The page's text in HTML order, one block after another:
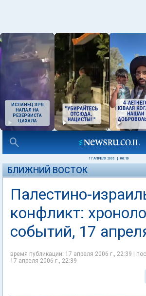
ИСПАНЕЦ ЗРЯ
НАПАЛ НА
РЕЗЕРВИСТА
ЦАХАЛА
17 АПРЕЛЯ 2006 06:10
БЛИЖНИЙ ВОСТОК
Палестино-
конфликт:
событий, 17
время публикации: 17 апреля 2006 г., 22:39 |
17 апреля 2006 г., 22:39